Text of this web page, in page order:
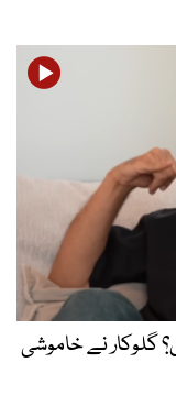
گلوکار نے خاموشی